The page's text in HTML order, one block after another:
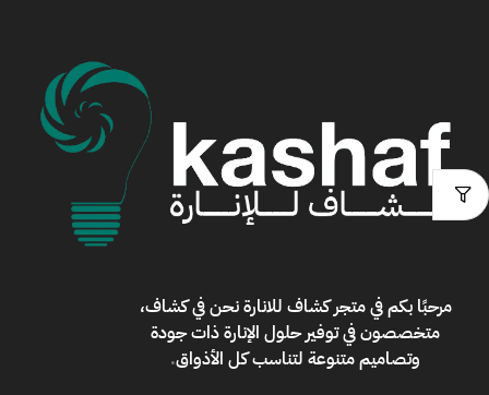
مرحبًا بكم فيمتجر كشاف للانارةنحن في كشاف،
متخصصون في توفير حلول الإنارة ذات جودة
وتصاميم متنوعة لتناسب كل الأذواق.